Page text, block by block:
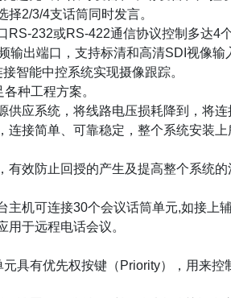
择2/3/4支话筒同时发言。
RS-232或RS-422通信协议控制多达
输出端口，支持标清和高清SDI视像
智能中控系统实现摄像跟踪。
种工程方案。
供应系统，将线路电压损耗降到 ，将
连接简单、可靠稳定，整个系统安装上
有效防止回授的产生及提高整个系统的
主机可连接30个会议话筒单元,如接上
用于远程电话会议。
具有优先权按键（Priority），用来